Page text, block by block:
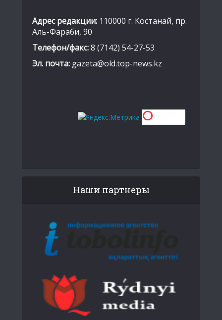
Адрес редакции: 110000 г. Костанай, пр.
Аль-Фараби, 90
Телефон/факс:8 (7142) 54-27-53
Эл. почта: gazeta@old.top-news.kz
Наши партнеры